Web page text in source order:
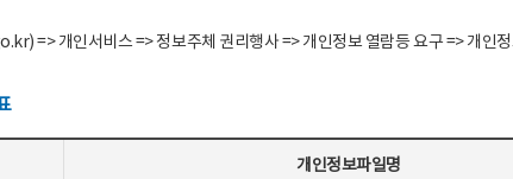
=> 개인서비스 => 정보주체 권리행사 => 개인정보 열람등 요구 => 개인
개인정보파일명